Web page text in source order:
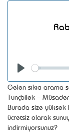
Seek
Gelen sıkıcı arama
Tunçbilek –
Burada size yüksek
ücretsiz olarak
indirmiyorsunuz?